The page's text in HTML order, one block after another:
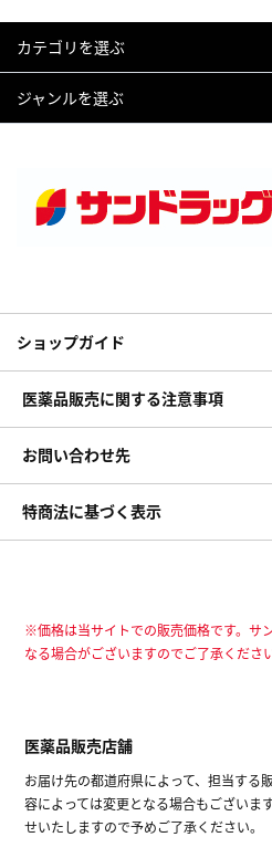
カテゴリを選ぶ
ジャンルを選ぶ
ショップガイド
医薬品販売に関する注意事項
お問い合わせ先
特商法に基づく表示
※価格は当サイトでの販売価格です。サ
なる場合がございますのでご了承ください
医薬品販売店舗
お届け先の都道府県によって、担当する
容によっては変更となる場合もございま
せいたしますので予めご了承ください。